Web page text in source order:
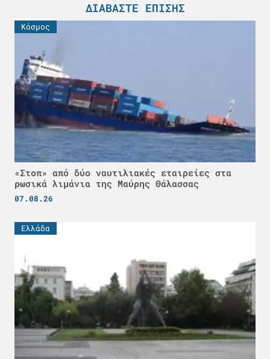
ΔΙΑΒΆΣΤΕ ΕΠΊΣΗΣ
Κόσμος
«Στοπ» από δύο ναυτιλιακές εταιρείες στα
ρωσικά λιμάνια της Μαύρης Θάλασσας
07.08.26
Ελλάδα